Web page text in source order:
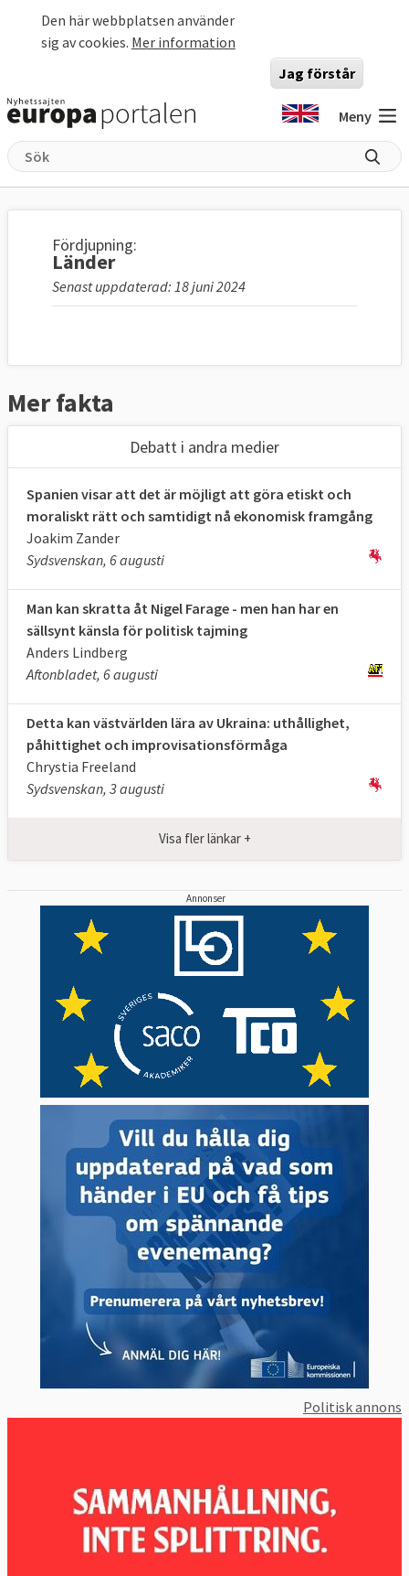
Den här webbplatsen använder
sig av cookies. Mer information
Jag förstår
Meny
Fördjupning:
Länder
Senast uppdaterad: 18 juni 2024
Mer fakta
Debatt i andra medier
Spanien visar att det är möjligt att göra etiskt och
moraliskt rätt och samtidigt nå ekonomisk framgång
Joakim Zander
Sydsvenskan, 6 augusti
Man kan skratta åt Nigel Farage - men han har en
sällsynt känsla för politisk tajming
Anders Lindberg
Aftonbladet, 6 augusti
Detta kan västvärlden lära av Ukraina: uthållighet,
påhittighet och improvisationsförmåga
Chrystia Freeland
Sydsvenskan, 3 augusti
Visa fler länkar +
Annonser
Politisk annons